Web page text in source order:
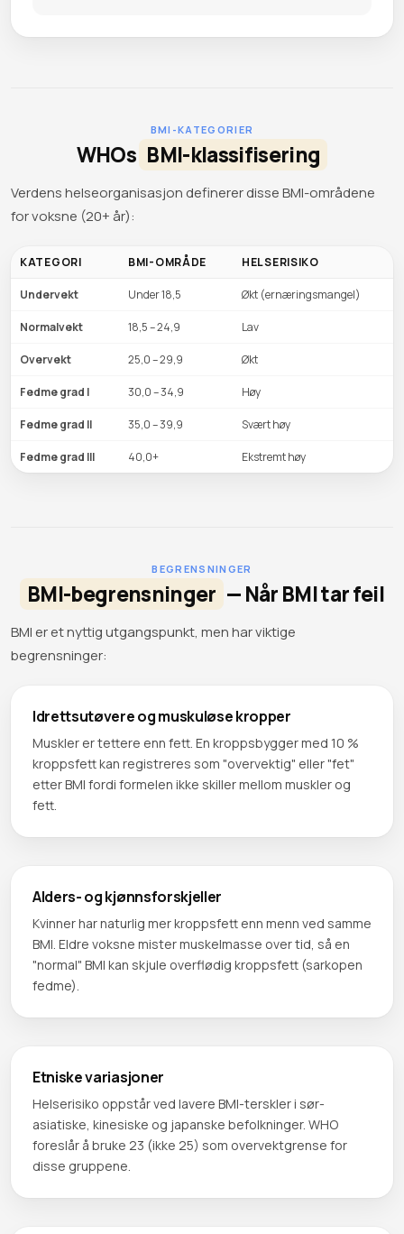
BMI-KATEGORIER
WHOs BMI-klassifisering
Verdens helseorganisasjon definerer disse BMI-områdene
for voksne (20+ år):
KATEGORI BMI-OMRÅDE HELSERISIKO
Undervekt Under 18,5 Økt (ernæringsmangel)
Normalvekt 18,5 – 24,9 Lav
Overvekt 25,0 – 29,9 Økt
Fedme grad I 30,0 – 34,9 Høy
Fedme grad II 35,0 – 39,9 Svært høy
Fedme grad III 40,0+ Ekstremt høy
BEGRENSNINGER
BMI-begrensninger — Når BMI tar feil
BMI er et nyttig utgangspunkt, men har viktige
begrensninger:
Idrettsutøvere og muskuløse kropper
Muskler er tettere enn fett. En kroppsbygger med 10 %
kroppsfett kan registreres som "overvektig" eller "fet"
etter BMI fordi formelen ikke skiller mellom muskler og
fett.
Alders- og kjønnsforskjeller
Kvinner har naturlig mer kroppsfett enn menn ved samme
BMI. Eldre voksne mister muskelmasse over tid, så en
"normal" BMI kan skjule overflødig kroppsfett (sarkopen
fedme).
Etniske variasjoner
Helserisiko oppstår ved lavere BMI-terskler i sør-
asiatiske, kinesiske og japanske befolkninger. WHO
foreslår å bruke 23 (ikke 25) som overvektgrense for
disse gruppene.